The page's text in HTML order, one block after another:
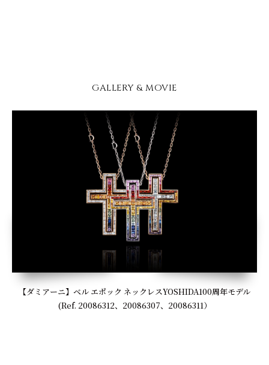
GALLERY & MOVIE
【ダミアーニ】ベル エポック ネックレスYOSHIDA100周年モデル
(Ref. 20086312、20086307、20086311）